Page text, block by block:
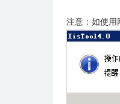
注意：如使用